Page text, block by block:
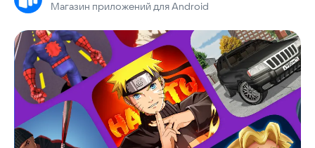
Магазин приложений для Android